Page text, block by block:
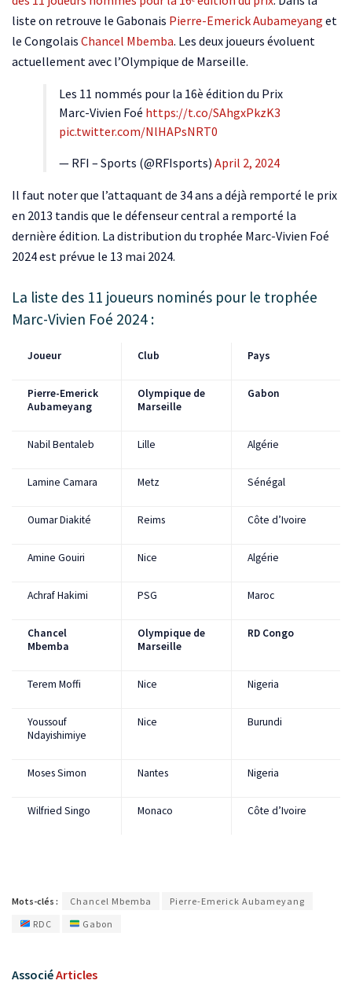
liste on retrouve le Gabonais Pierre-Emerick Aubameyang et
le Congolais Chancel Mbemba. Les deux joueurs évoluent
actuellement avec l’Olympique de Marseille.
Les 11 nommés pour la 16è édition du Prix
Marc-Vivien Foé https://t.co/SAhgxPkzK3
pic.twitter.com/NlHAPsNRT0
— RFI – Sports (@RFIsports) April 2, 2024
Il faut noter que l’attaquant de 34 ans a déjà remporté le prix
en 2013 tandis que le défenseur central a remporté la
dernière édition. La distribution du trophée Marc-Vivien Foé
2024 est prévue le 13 mai 2024.
La liste des 11 joueurs nominés pour le trophée
Marc-Vivien Foé 2024 :
Joueur Club Pays
Pierre-Emerick
Aubameyang
Olympique de
Marseille
Gabon
Nabil Bentaleb Lille Algérie
Lamine Camara Metz Sénégal
Oumar Diakité Reims Côte d’Ivoire
Amine Gouiri Nice Algérie
Achraf Hakimi PSG Maroc
Chancel
Mbemba
Olympique de
Marseille
RD Congo
Terem Moffi Nice Nigeria
Youssouf
Ndayishimiye
Nice Burundi
Moses Simon Nantes Nigeria
Wilfried Singo Monaco Côte d’Ivoire
Mots-clés : Chancel Mbemba
Pierre-Emerick Aubameyang
RDC
Gabon
AssociéArticles